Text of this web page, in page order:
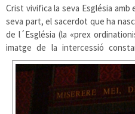
Crist vivifica la seva Església
seva part, el sacerdot que ha
de l´Església (la «prex
imatge de la intercessió